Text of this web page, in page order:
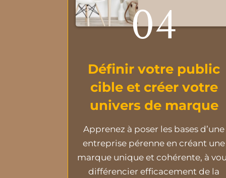
04
Définir votre public
cible et créer votre
univers de marque
Apprenez à poser les bases d’une
entreprise pérenne en créant une
marque unique et cohérente, à
différencier efficacement de la